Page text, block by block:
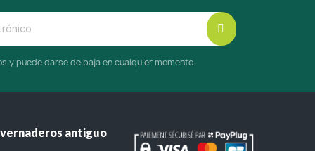
y puede darse de baja en cualquier momento.
antiguo